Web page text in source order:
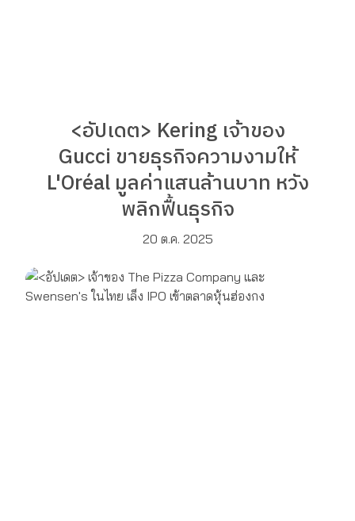
<อัปเดต> Kering เจ้าของ
Gucci ขายธุรกิจความงามให้
L'Oréal มูลค่าแสนล้านบาท หวัง
พลิกฟื้นธุรกิจ
20 ต.ค. 2025